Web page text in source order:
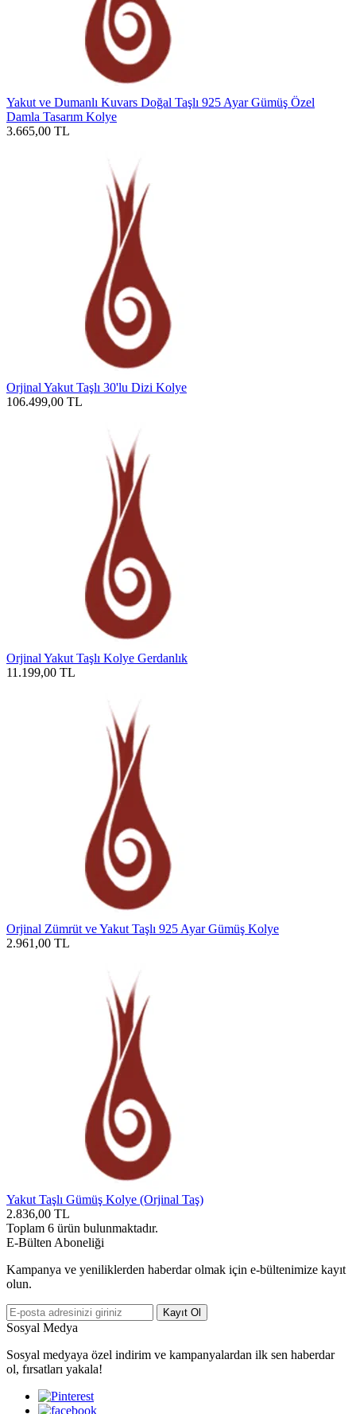
Yakut ve Dumanlı Kuvars Doğal Taşlı 925 Ayar Gümüş Özel
Damla Tasarım Kolye
3.665,00 TL
Orjinal Yakut Taşlı 30'lu Dizi Kolye
106.499,00 TL
Orjinal Yakut Taşlı Kolye Gerdanlık
11.199,00 TL
Orjinal Zümrüt ve Yakut Taşlı 925 Ayar Gümüş Kolye
2.961,00 TL
Yakut Taşlı Gümüş Kolye (Orjinal Taş)
2.836,00 TL
Toplam 6 ürün bulunmaktadır.
E-Bülten Aboneliği
Kampanya ve yeniliklerden haberdar olmak için e-bültenimize kayıt
olun.
Kayıt Ol
Sosyal Medya
Sosyal medyaya özel indirim ve kampanyalardan ilk sen haberdar
ol, fırsatları yakala!